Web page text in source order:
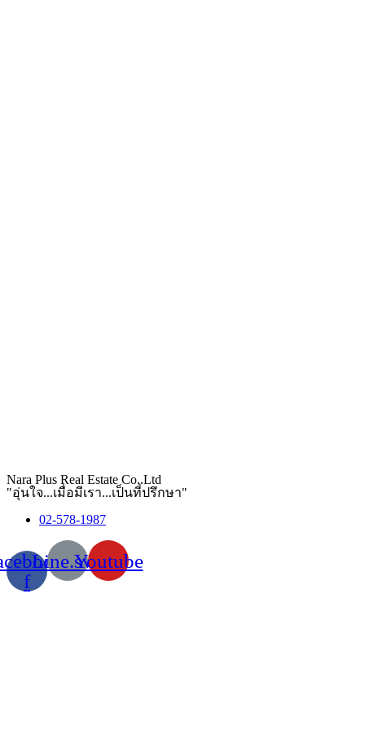
Nara Plus Real Estate Co,.Ltd
"อุ่นใจ...เมื่อมีเรา...เป็นที่ปรึกษา"
02-578-1987
f
Line.svgYoutube